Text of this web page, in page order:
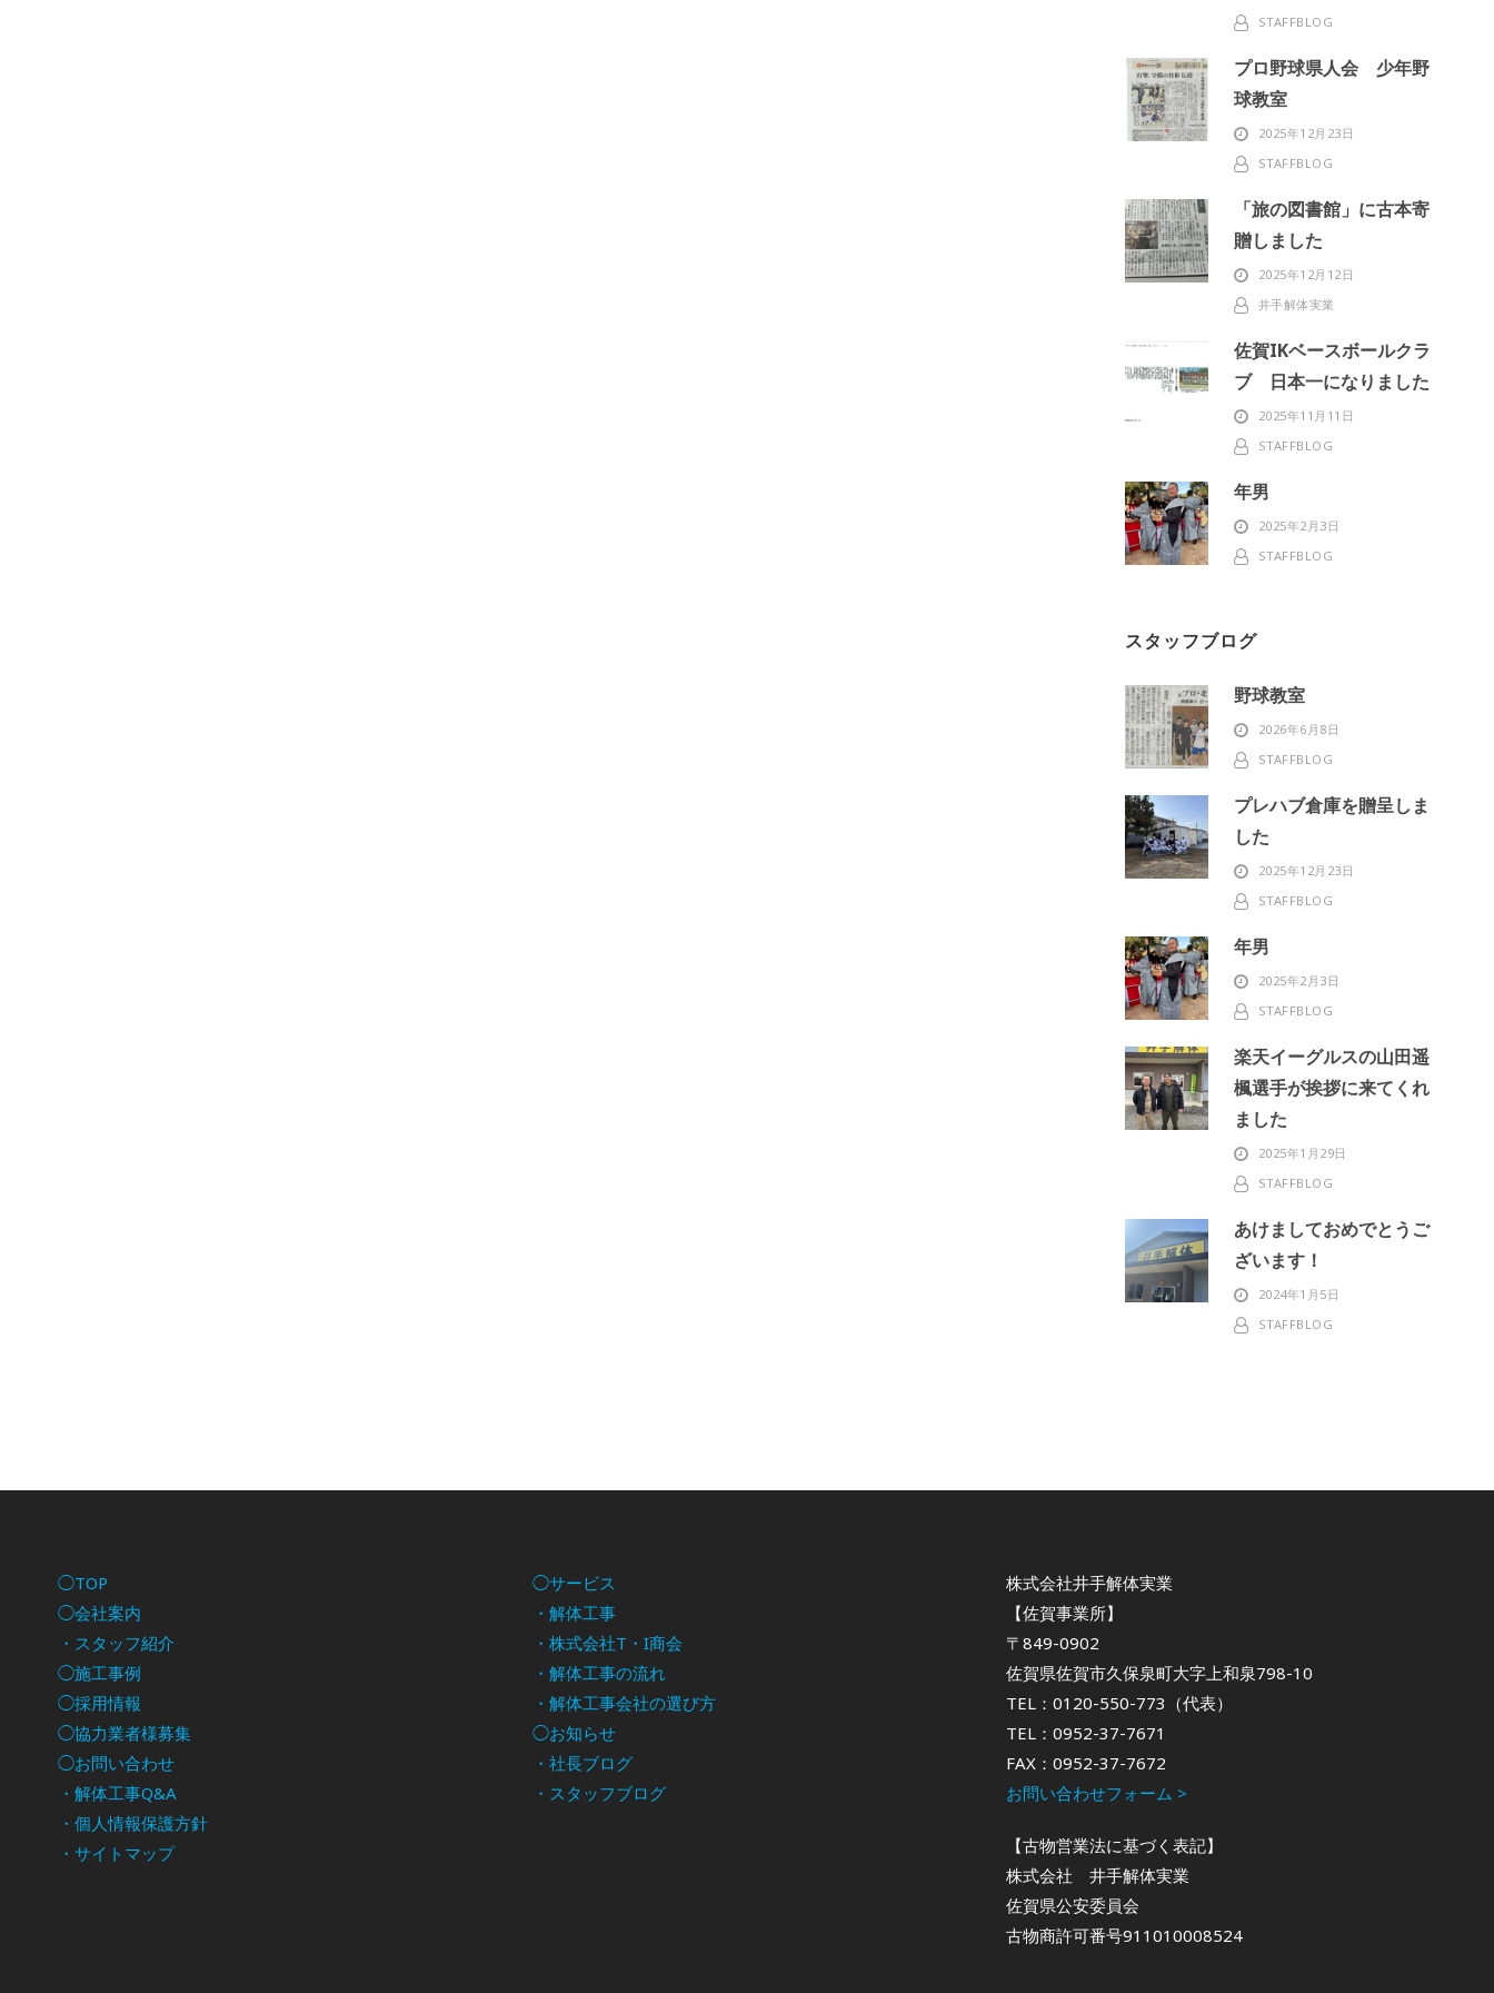
STAFFBLOG
プロ野球県人会 少年野
球教室
2025年12月23日
STAFFBLOG
「旅の図書館」に古本寄
贈しました
2025年12月12日
井手解体実業
佐賀IKベースボールクラ
ブ 日本一になりました
2025年11月11日
STAFFBLOG
年男
2025年2月3日
STAFFBLOG
スタッフブログ
野球教室
2026年6月8日
STAFFBLOG
プレハブ倉庫を贈呈しま
した
2025年12月23日
STAFFBLOG
年男
2025年2月3日
STAFFBLOG
楽天イーグルスの山田遥
楓選手が挨拶に来てくれ
ました
2025年1月29日
STAFFBLOG
あけましておめでとうご
ざいます！
2024年1月5日
STAFFBLOG
◯TOP
◯会社案内
・スタッフ紹介
◯施工事例
◯採用情報
◯協力業者様募集
◯お問い合わせ
・解体工事Q&A
・個人情報保護方針
・サイトマップ
◯サービス
・解体工事
・株式会社T・I商会
・解体工事の流れ
・解体工事会社の選び方
◯お知らせ
・社長ブログ
・スタッフブログ
株式会社井手解体実業
【佐賀事業所】
〒849-0902
佐賀県佐賀市久保泉町大字上和泉798-10
TEL：0120-550-773（代表）
TEL：0952-37-7671
FAX：0952-37-7672
お問い合わせフォーム >
【古物営業法に基づく表記】
株式会社 井手解体実業
佐賀県公安委員会
古物商許可番号911010008524